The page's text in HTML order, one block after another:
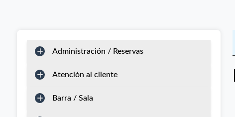
Administración / Reservas
Atención al cliente
Barra / Sala